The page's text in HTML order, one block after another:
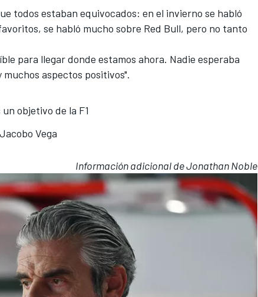
todos estaban equivocados: en el invierno se habló
se habló mucho sobre Red Bull, pero no tanto
para llegar donde estamos ahora. Nadie esperaba
aspectos positivos".
objetivo de la F1
Vega
Información adicional de Jonathan Noble